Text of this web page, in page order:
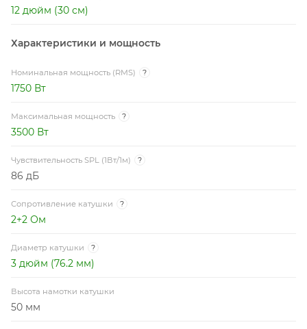
12 дюйм (30 см)
Характеристики и мощность
Номинальная мощность (RMS) ?
1750 Вт
Максимальная мощность ?
3500 Вт
Чувствительность SPL (1Вт/1м) ?
86 дБ
Сопротивление катушки ?
2+2 Ом
Диаметр катушки ?
3 дюйм (76.2 мм)
Высота намотки катушки
50 мм